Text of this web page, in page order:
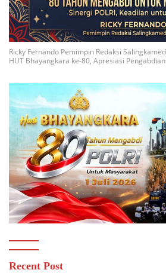
Ricky Fernando Pemimpin Redaksi
HUT Bhayangkara ke-80, Apresiasi
Recent Post